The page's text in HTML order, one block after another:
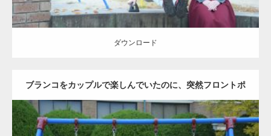
ダウンロード
ブランコをカップルで楽しんでいたのに、突然フロントポ
ーズをするマッチョ